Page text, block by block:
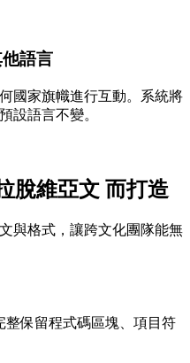
語言
國家旗幟進行互動。系統將
設語言不變。
脫維亞文 而打造
與格式，讓跨文化團隊能無
整保留程式碼區塊、項目符